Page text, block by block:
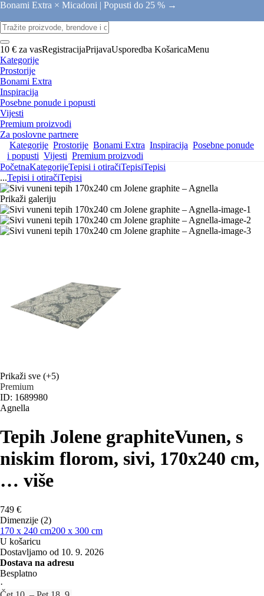
Bonami Extra × Micadoni | Popusti do 25 % →
10 € za vasRegistracijaPrijavaUsporedba KošaricaMenu
Kategorije
Prostorije
Bonami Extra
Inspiracija
Posebne ponude i popusti
Vijesti
Premium proizvodi
Za poslovne partnere
Kategorije Prostorije Bonami Extra Inspiracija Posebne ponude
i popusti Vijesti Premium proizvodi
PočetnaKategorijeTepisi i otiračiTepisiTepisi
...Tepisi i otiračiTepisi
Prikaži galeriju
Prikaži sve (+5)
Premium
ID: 1689980
Agnella
Tepih Jolene graphiteVunen, s
niskim florom, sivi, 170x240 cm,
… više
749 €
Dimenzije (2)
170 x 240 cm200 x 300 cm
U košaricu
Dostavljamo od 10. 9. 2026
Dostava na adresu
Besplatno
·